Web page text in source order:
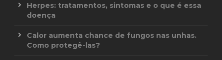
Herpes: tratamentos, sintomas e o que é essa
doença
Calor aumenta chance de fungos nas unhas.
Como protegê-las?